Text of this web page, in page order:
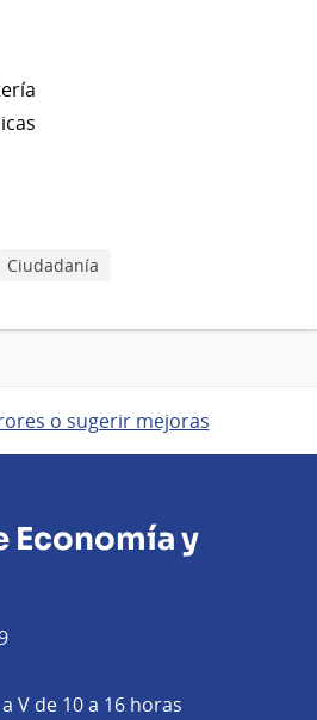
Ciudadanía
o sugerir mejoras
Economía y
a V de 10 a 16 horas